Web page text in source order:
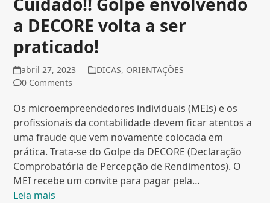
a DECORE volta a ser
praticado!
abril 27, 2023 DICAS, ORIENTAÇÕES
0 Comments
Os microempreendedores individuais (MEIs) e os
profissionais da contabilidade devem ficar atentos a
uma fraude que vem novamente colocada em
prática. Trata-se do Golpe da DECORE (Declaração
Comprobatória de Percepção de Rendimentos). O
MEI recebe um convite para pagar pela…
Leia mais